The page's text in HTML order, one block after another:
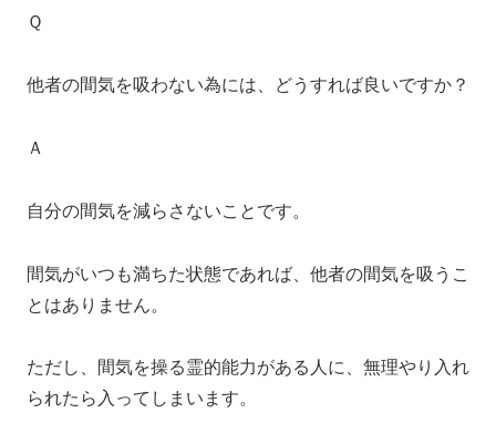
Ｑ
他者の間気を吸わない為には、どうすれば良いですか？
Ａ
自分の間気を減らさないことです。
間気がいつも満ちた状態であれば、他者の間気を吸うこ
とはありません。
ただし、間気を操る霊的能力がある人に、無理やり入れ
られたら入ってしまいます。